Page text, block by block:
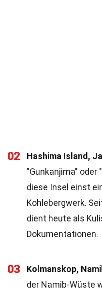
02 Hashima Island,
"Gunkanjima"
diese Insel einst
Kohlebergwerk.
dient heute als
Dokumentationen.
03 Kolmanskop,
der Namib-Wüste